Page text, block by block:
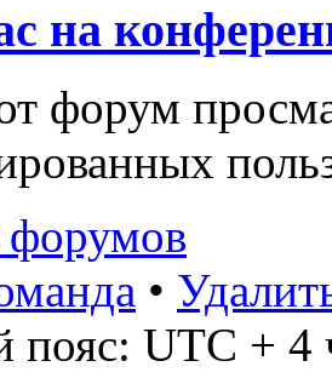
на
форум
•
пояс: UTC + 4